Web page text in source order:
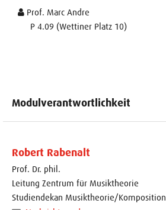
Prof. Marc Andre
P 4.09 (Wettiner Platz 10)
Modulverantwortlichkeit
Robert Rabenalt
Prof. Dr. phil.
Leitung Zentrum für Musiktheorie
Studiendekan Musiktheorie/Komposition